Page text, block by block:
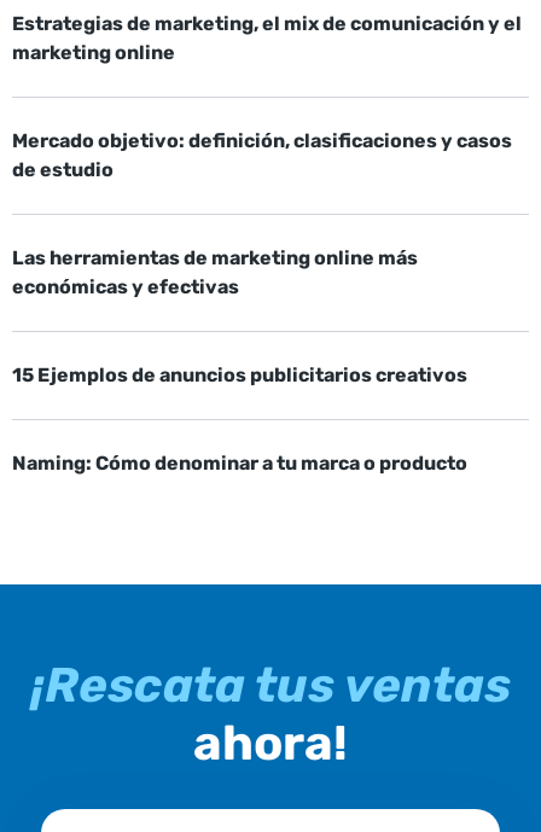
Estrategias de marketing, el mix de comunicación y el
marketing online
Mercado objetivo: definición, clasificaciones y casos
de estudio
Las herramientas de marketing online más
económicas y efectivas
15 Ejemplos de anuncios publicitarios creativos
Naming: Cómo denominar a tu marca o producto
¡Rescata tus ventas
ahora!